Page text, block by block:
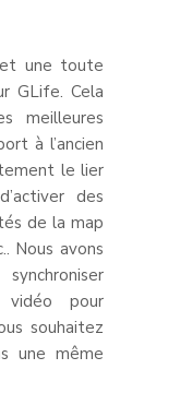
une toute
GLife. Cela
meilleures
à l’ancien
le lier
des
de la map
Nous avons
vidéo pour
souhaitez
une même